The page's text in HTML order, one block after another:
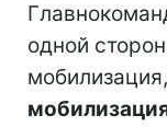
одной